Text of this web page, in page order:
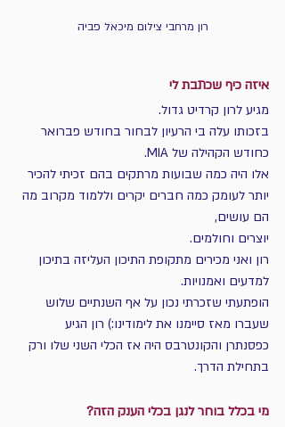
רון מרחבי צילום מיכאל פביה
איזה כיף שכתבת לי
מגיע לרון קרדיט גדול.
בזכותו עלה בי הרעיון לבחור בחודש פברואר
כחודש הקהילה של MIA.
אלו היה כמה שבועות מרתקים בהם זכיתי להכיר
יותר לעומק כמה חברים יקרים וללמוד מקרוב מה
הם עושים,
יוצרים וחולמים.
רון ואני מכירים מתקופת התיכון העליזה בתיכון
למדעים ואמנויות.
הופתעתי שזכרתי נכון על אף השנתיים שלוש
שעברו מאז סיימנו את לימודינו:) רון הגיע
כפסנתרן והקונטרבס היה אז הכלי השני שלו ורק
בתחילת הדרך.
מי בכלל בוחר לנגן בכלי הענק הזה?